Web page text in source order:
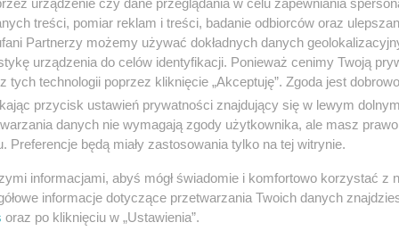
się podobnie co onegdaj, że Niemcy nie mają
Wtedy też mieli - inną wprawdzie nację, i o dziwo
go nam kolbami przez granicę...
Jedno co jest stuprocentowo pewne to fakt,
na zachodzie Polski uważając je za własne. Zapewne
nie mówią wprost, tymczasem AfD nie szczypie się
swoich przeciwników. Polaku nie spij więc i myśl
do życia wiecznego.
treści, pomiar reklam i treści, badanie odbiorców oraz
Partnerzy możemy używać dokładnych danych
urządzenia do celów identyfikacji. Ponieważ cenimy Twoją
tych technologii poprzez kliknięcie „Akceptuję”. Zgoda jest
przycisk ustawień prywatności znajdujący się w lewym
danych nie wymagają zgody użytkownika, ale masz
Preferencje będą miały zastosowania tylko na tej witrynie.
informacjami, abyś mógł świadomie i komfortowo korzystać z
informacje dotyczące przetwarzania Twoich danych
oraz po kliknięciu w „Ustawienia”.